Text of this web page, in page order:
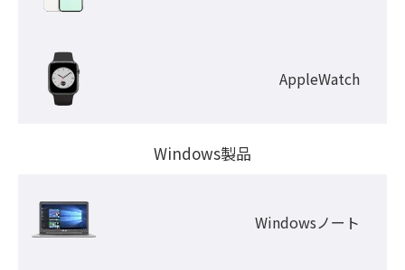
AppleWatch
Windows製品
Windowsノート